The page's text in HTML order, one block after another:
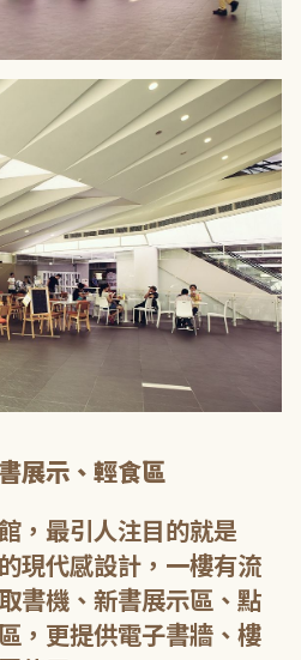
展示、輕食區
，最引人注目的就是
現代感設計，一樓有流
書機、新書展示區、點
，更提供電子書牆、樓